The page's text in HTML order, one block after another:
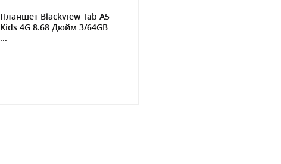
Планшет Blackview Tab A5
Kids 4G 8.68 Дюйм 3/64GB
...